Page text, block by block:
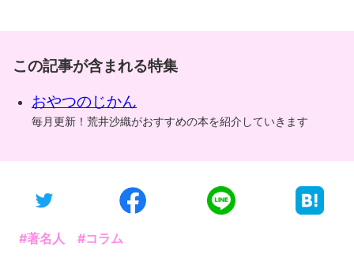
この記事が含まれる特集
おやつのじかん
毎月更新！荒井沙織がおすすめの本を紹介していきます
#著名人 #コラム